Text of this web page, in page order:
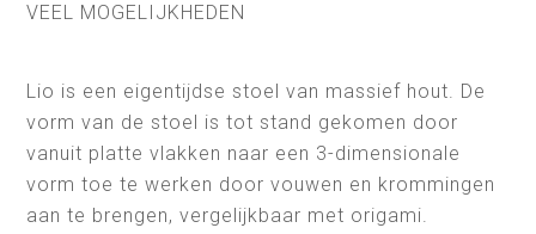
VEEL MOGELIJKHEDEN
Lio is een eigentijdse stoel van massief hout. De
vorm van de stoel is tot stand gekomen door
vanuit platte vlakken naar een 3-dimensionale
vorm toe te werken door vouwen en krommingen
aan te brengen, vergelijkbaar met origami.